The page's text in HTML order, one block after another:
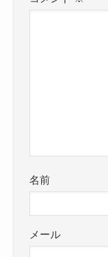
名前
メール